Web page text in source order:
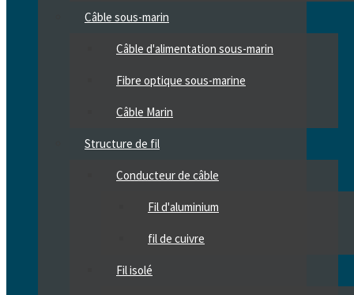
Câble sous-marin
Câble d'alimentation sous-marin
Fibre optique sous-marine
Câble Marin
Structure de fil
Conducteur de câble
Fil d'aluminium
fil de cuivre
Fil isolé